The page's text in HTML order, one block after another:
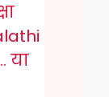
या